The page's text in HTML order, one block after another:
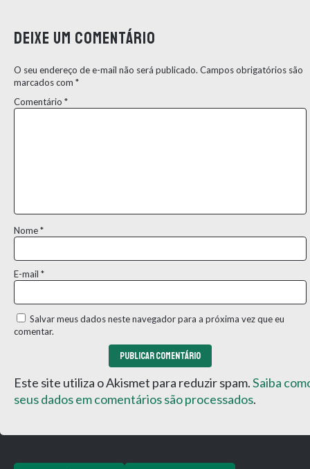
Deixe um comentário
O seu endereço de e-mail não será publicado. Campos obrigatórios são
marcados com *
Comentário *
Nome*
E-mail *
Salvar meus dados neste navegador para a próxima vez que eu
comentar.
Este site utiliza o Akismet para reduzir spam.Saiba
seus dados em comentários são processados.